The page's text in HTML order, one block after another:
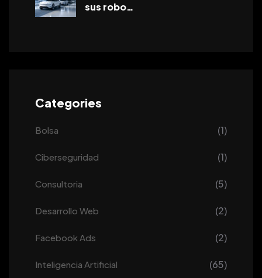
sus robo…
Categories
Bolsa (1)
Ciberseguridad (1)
Consultoria (5)
Desarrollo Web (2)
Facebook Ads (2)
Inteligencia Artificial (65)